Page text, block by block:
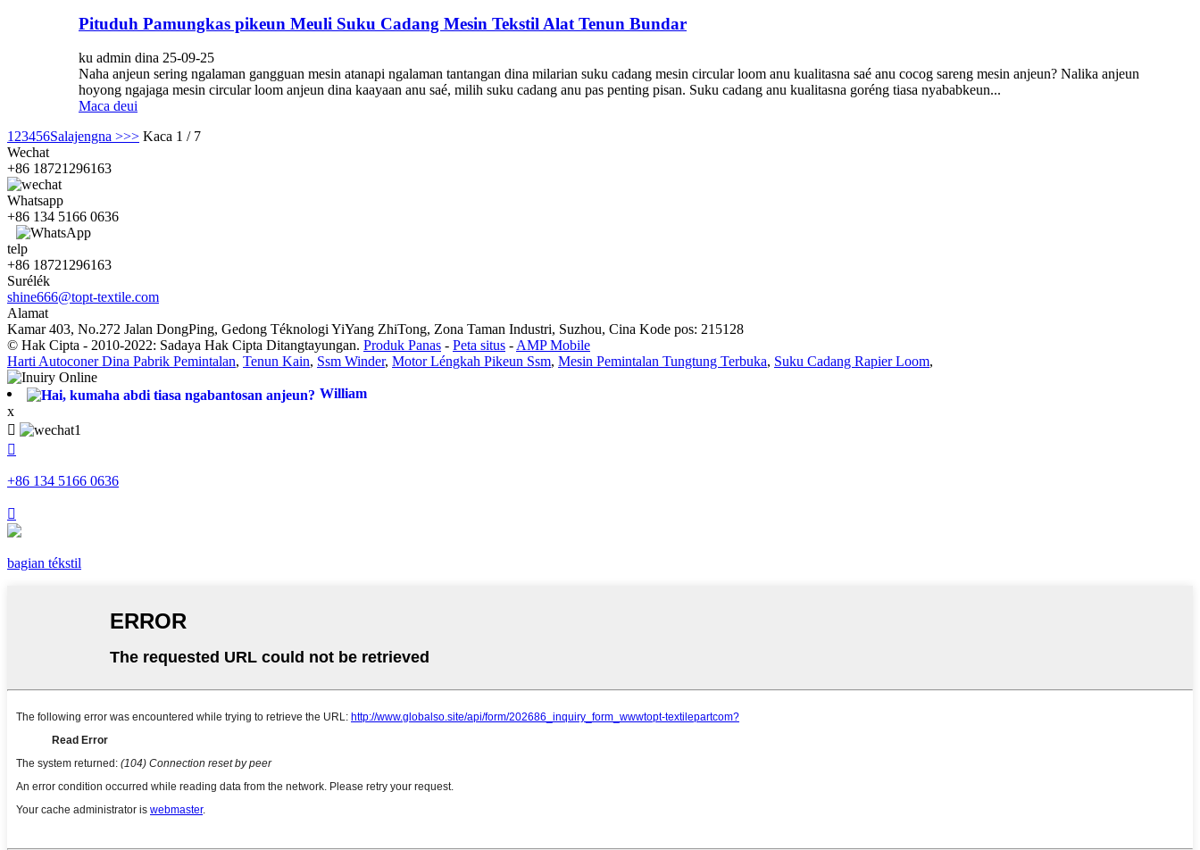
Pituduh Pamungkas pikeun Meuli Suku Cadang Mesin Tekstil Alat Tenun Bundar
ku admin dina 25-09-25
Naha anjeun sering ngalaman gangguan mesin atanapi ngalaman tantangan dina milarian suku cadang mesin circular loom anu kualitasna saé anu cocog sareng mesin anjeun? Nalika anjeun
hoyong ngajaga mesin circular loom anjeun dina kaayaan anu saé, milih suku cadang anu pas penting pisan. Suku cadang anu kualitasna goréng tiasa nyababkeun...
Maca deui
1 23456Salajengna >>> Kaca 1 / 7
Wechat
+86 18721296163
Whatsapp
+86 134 5166 0636
telp
+86 18721296163
Surélék
shine666@topt-textile.com
Alamat
Kamar 403, No.272 Jalan DongPing, Gedong Téknologi YiYang ZhiTong, Zona Taman Industri, Suzhou, Cina Kode pos: 215128
© Hak Cipta - 2010-2022: Sadaya Hak Cipta Ditangtayungan. Produk Panas - Peta situs - AMP Mobile
Harti Autoconer Dina Pabrik Pemintalan, Tenun Kain, Ssm Winder, Motor Léngkah Pikeun Ssm, Mesin Pemintalan Tungtung Terbuka, Suku Cadang Rapier Loom,
William
x


+86 134 5166 0636

bagian tékstil